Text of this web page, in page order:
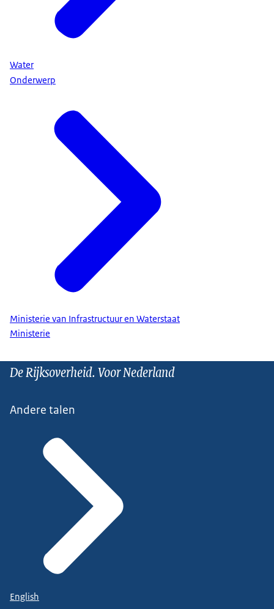
Water
Onderwerp
Ministerie van Infrastructuur en Waterstaat
Ministerie
De Rijksoverheid. Voor Nederland
Andere talen
English